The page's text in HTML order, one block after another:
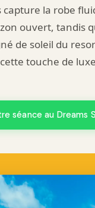
la robe
ouvert, tandis
de soleil du
touche de
séance au Dreams